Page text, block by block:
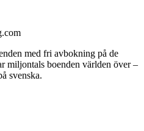
med fri avbokning på de
miljontals boenden världen över –
svenska.